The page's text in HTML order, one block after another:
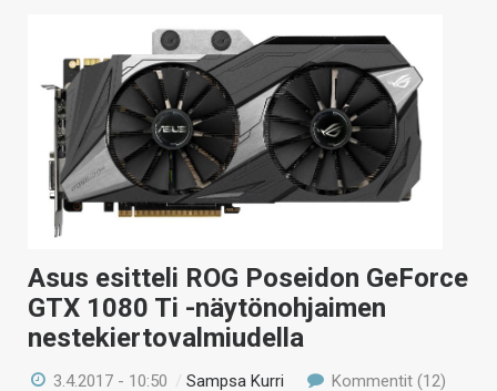
Asus esitteli ROG Poseidon GeForce
GTX 1080 Ti -näytönohjaimen
nestekiertovalmiudella
3.4.2017 - 10:50 /Sampsa Kurri Kommentit (12)